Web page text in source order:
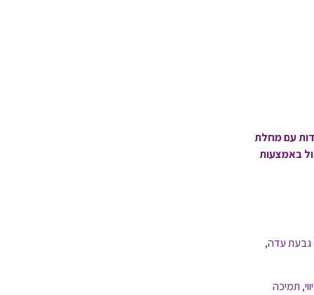
המחלימות ומתמודדות עם מחלת
באמצעות
גבעת עדה,
לליווי, תמיכה